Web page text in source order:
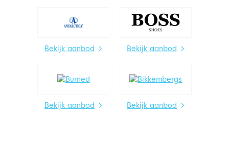
Bekijk aanbod Bekijk aanbod
Bekijk aanbod Bekijk aanbod